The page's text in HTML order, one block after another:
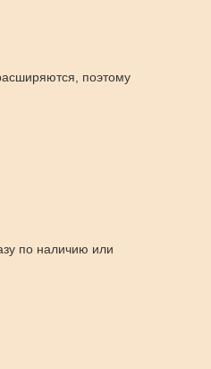
поэтому
по наличию или